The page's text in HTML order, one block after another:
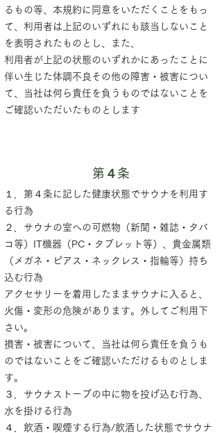
るもの等、本規約に同意をいただくことをもっ
て、利用者は上記のいずれにも該当しないこと
を表明されたものとし、また、
利用者が上記の状態のいずれかにあったことに
伴い生じた体調不良その他の障害・被害につい
て、当社は何ら責任を負うものではないことを
ご確認いただいたものとします
第４条
１．第４条に記した健康状態でサウナを利用す
る行為
２．サウナの室への可燃物（新聞・雑誌・タバ
コ等）IT機器（PC・タブレット等）、貴金属類
（メガネ・ピアス・ネックレス・指輪等）持ち
込む行為
アクセサリーを着用したままサウナに入ると、
火傷・変形の危険があります。外してご利用下
さい。
損害・被害について、当社は何ら責任を負うも
のではないことをご確認いただけるものとしま
す。
３．サウナストーブの中に物を投げ込む行為、
水を掛ける行為
４．飲酒・喫煙する行為/飲酒した状態でサウナ